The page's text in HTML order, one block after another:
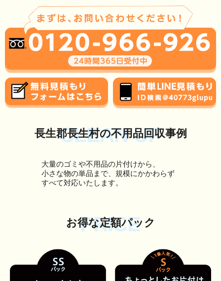
CLEAN UP
長生郡長生村の不用品回収事例
大量のゴミや不用品の片付けから、
小さな物の単品まで、規模にかかわらず
すべて対応いたします。
PRICE
お得な定額パック